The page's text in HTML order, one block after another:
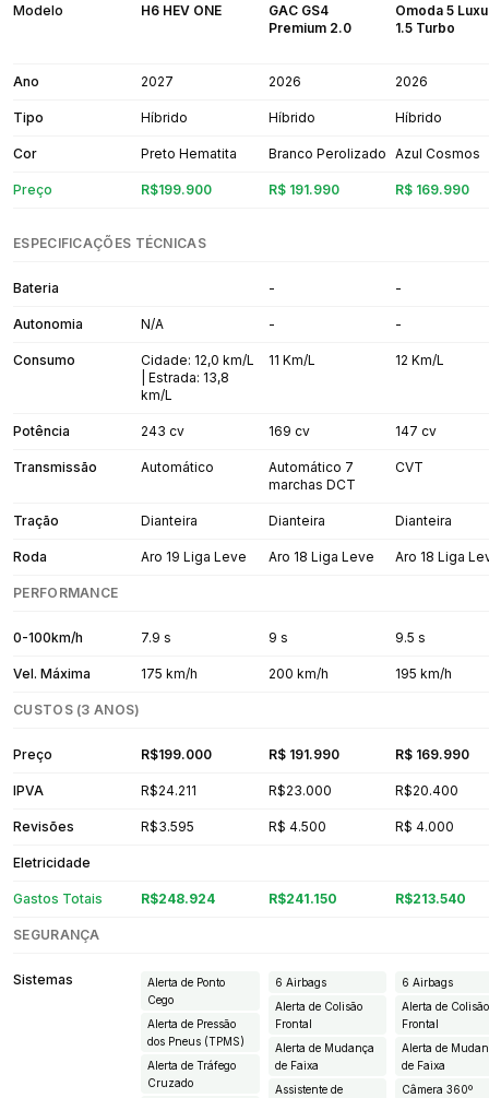
Modelo H6 HEV ONE
GAC GS4
Premium 2.0
Omoda 5
1.5 Turbo
Ano 2027 2026 2026
Tipo Híbrido Híbrido Híbrido
Cor Preto Hematita Branco Perolizado Azul Cosmos
Preço R$199.900 R$ 191.990 R$ 169.990
ESPECIFICAÇÕES TÉCNICAS
Bateria - -
Autonomia N/A - -
Consumo
Cidade: 12,0 km/L
| Estrada: 13,8
km/L
11 Km/L 12 Km/L
Potência 243 cv 169 cv 147 cv
Transmissão Automático
Automático 7
marchas DCT
CVT
Tração Dianteira Dianteira Dianteira
Roda Aro 19 Liga Leve Aro 18 Liga Leve Aro 18 Liga
PERFORMANCE
0-100km/h 7.9 s 9 s 9.5 s
Vel. Máxima 175 km/h 200 km/h 195 km/h
CUSTOS (3 ANOS)
Preço R$199.000 R$ 191.990 R$ 169.990
IPVA R$24.211 R$23.000 R$20.400
Revisões R$3.595 R$ 4.500 R$ 4.000
Eletricidade
Gastos Totais R$248.924 R$241.150 R$213.540
SEGURANÇA
Sistemas
Alerta de Ponto
Cego
Alerta de Pressão
dos Pneus (TPMS)
Alerta de Tráfego
Cruzado
6 Airbags
Alerta de Colisão
Frontal
Alerta de Mudança
de Faixa
Assistente de
6 Airbags
Alerta de Colisão
Frontal
Alerta de
de Faixa
Câmera 360º